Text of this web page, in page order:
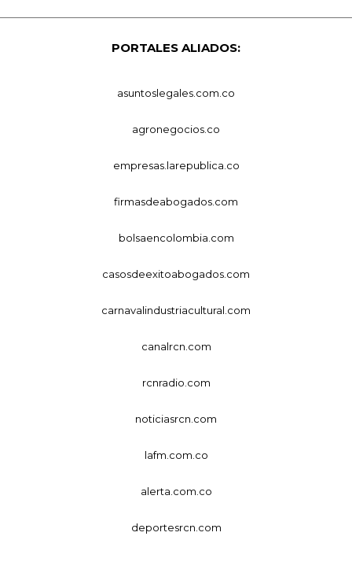
PORTALES ALIADOS:
asuntoslegales.com.co
agronegocios.co
empresas.larepublica.co
firmasdeabogados.com
bolsaencolombia.com
casosdeexitoabogados.com
carnavalindustriacultural.com
canalrcn.com
rcnradio.com
noticiasrcn.com
lafm.com.co
alerta.com.co
deportesrcn.com